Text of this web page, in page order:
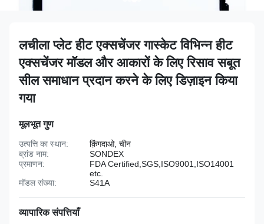
लचीला प्लेट हीट एक्सचेंजर गास्केट विभिन्न हीट
एक्सचेंजर मॉडल और आकारों के लिए रिसाव सबूत
सील समाधान प्रदान करने के लिए डिज़ाइन किया
गया
मूलभूत गुण
उत्पत्ति का स्थान:
क़िंगदाओ, चीन
ब्रांड नाम:
SONDEX
प्रमाणन:
FDA Certified,SGS,ISO9001,ISO14001
etc.
मॉडल संख्या:
S41A
व्यापारिक संपत्तियाँ